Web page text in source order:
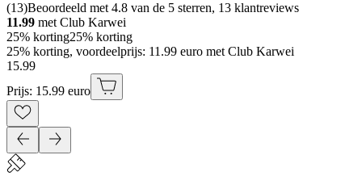
(13)Beoordeeld met 4.8 van de 5 sterren, 13 klantreviews
11.99 met Club Karwei
25% korting25% korting
25% korting, voordeelprijs: 11.99 euro met Club Karwei
15.99
Prijs: 15.99 euro